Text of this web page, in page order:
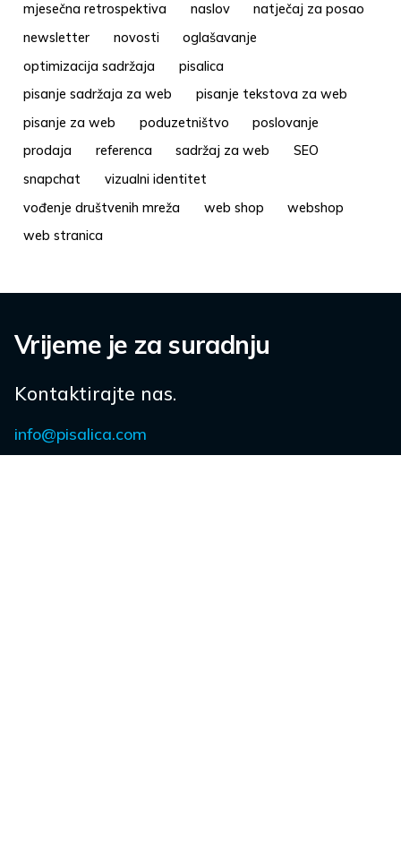
mjesečna retrospektiva
naslov
natječaj za posao
newsletter
novosti
oglašavanje
optimizacija sadržaja
pisalica
pisanje sadržaja za web
pisanje tekstova za web
pisanje za web
poduzetništvo
poslovanje
prodaja
referenca sadržaj za web
SEO
snapchat
vizualni identitet
vođenje društvenih mreža
web shop
webshop
web stranica
Vrijeme je za suradnju
Kontaktirajte nas.
info@pisalica.com